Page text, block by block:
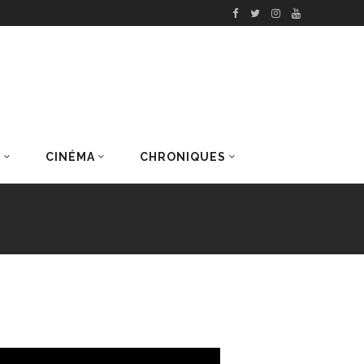
CINÉMA CHRONIQUES
DERNIERS ARTICLES